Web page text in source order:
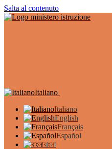
Salta al contenuto
Italiano
Italiano
English
Français
Español
বাংলা